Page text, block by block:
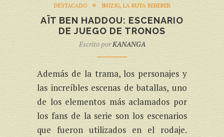
DESTACADO
IMIZIG, LA RUTA BEREBER
AÏT BEN HADDOU: ESCENARIO
DE JUEGO DE TRONOS
Escrito porKANANGA
Además de la trama, los personajes y
las increíbles escenas de batallas, uno
de los elementos más aclamados por
los fans de la serie son los escenarios
que fueron utilizados en el rodaje.